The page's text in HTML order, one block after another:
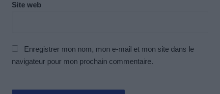
Site web
Enregistrer mon nom, mon e-mail et mon site dans le
navigateur pour mon prochain commentaire.